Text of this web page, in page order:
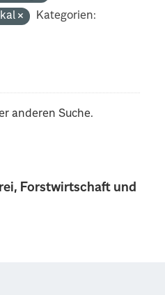
Forstwirtschaft und
Kategorien:
anderen Suche.